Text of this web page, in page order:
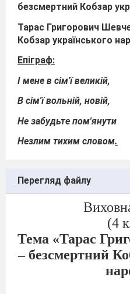
безсмертний Кобзар
Тарас Григорович
Кобзар українського
Епіграф:
І мене в сім'ї великій,
В сім'ї вольній, новій,
Не забудьте пом'янути
Незлим тихим словом.
Перегляд файлу
(4
Тема «Тарас
– безсмертний